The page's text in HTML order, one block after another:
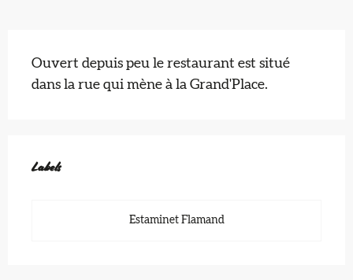
Ouvert depuis peu le restaurant est situé
dans la rue qui mène à la Grand'Place.
Labels
Labels
Estaminet Flamand